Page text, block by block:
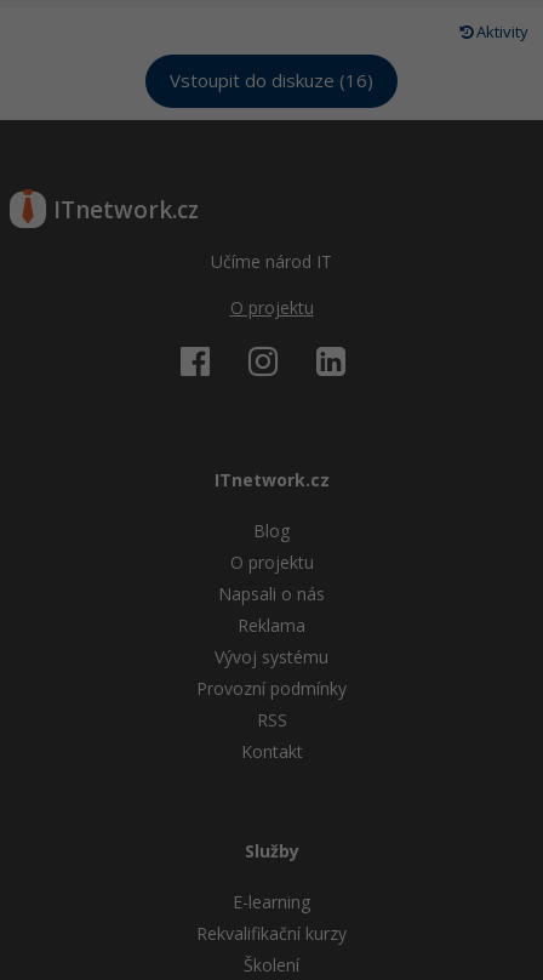
Aktivity
Vstoupit do diskuze (16)
ITnetwork.cz
Učíme národ IT
O projektu
ITnetwork.cz
Blog
O projektu
Napsali o nás
Reklama
Vývoj systému
Provozní podmínky
RSS
Kontakt
Služby
E-learning
Rekvalifikační kurzy
Školení